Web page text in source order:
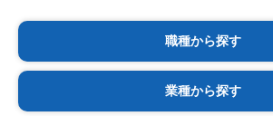
職種から探す
業種から探す